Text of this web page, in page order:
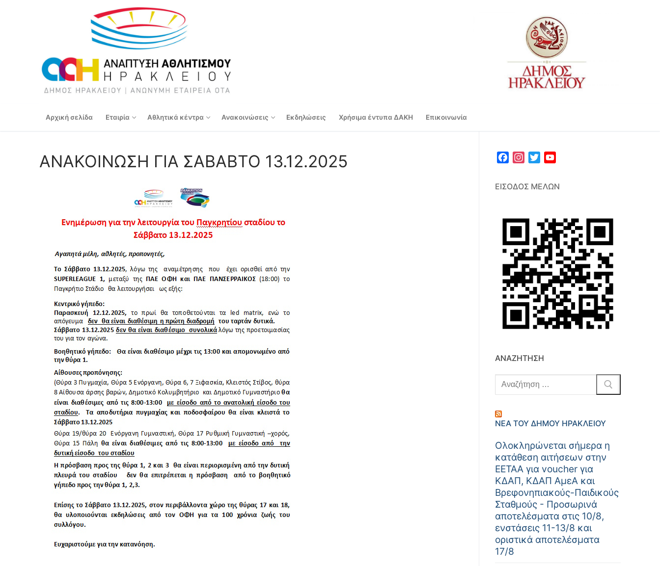
Αρχική σελίδα Εταιρία Αθλητικά κέντρα Ανακοινώσεις Εκδηλώσεις Χρήσιμα έντυπα ΔΑΚΗ Επικοινωνία
ΑΝΑΚΟΙΝΩΣΗ ΓΙΑ ΣΑΒΑΒΤΟ 13.12.2025 FacebookInstagram
Twitter
ΕΊΣΟΔΟΣ ΜΕΛΏΝ
ΑΝΑΖΉΤΗΣΗ
ΝΈΑ ΤΟΥ ΔΉΜΟΥ ΗΡΑΚΛΕΊΟΥ
Ολοκληρώνεται σήμερα η
κατάθεση αιτήσεων στην
ΕΕΤΑΑ για voucher για
ΚΔΑΠ, ΚΔΑΠ ΑμεΑ και
Βρεφονηπιακούς-Παιδικούς
Σταθμούς - Προσωρινά
αποτελέσματα στις 10/8,
ενστάσεις 11-13/8 και
οριστικά αποτελέσματα
17/8